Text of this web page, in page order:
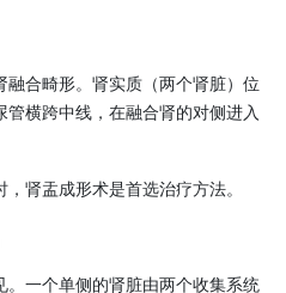
合畸形。肾实质（两个肾脏）位
横跨中线，在融合肾的对侧进入
肾盂成形术是首选治疗方法。
一个单侧的肾脏由两个收集系统